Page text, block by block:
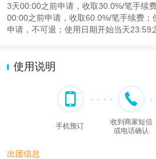
3天00:00之前申请，收取30.0%/笔手续
00:00之前申请，收取60.0%/笔手续费
申请，不可退；使用日期开始当天23:59
使用说明
手机预订
收到商家短信
或电话确认
出团信息